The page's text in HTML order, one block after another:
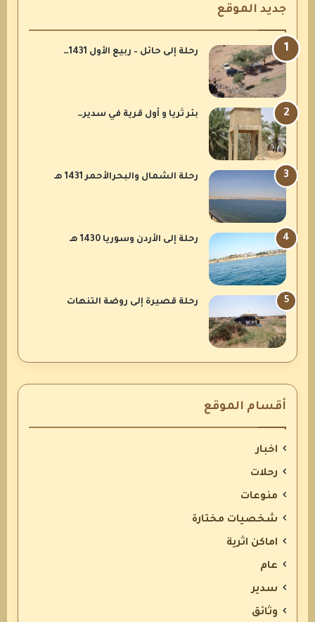
جديد الموقع
رحلة إلى حائل – ربيع الأول 1431…
بئر ثريا و أول قرية في سدير…
رحلة الشمال والبحرالأحمر 1431 هـ
رحلة إلى الأردن وسوريا 1430 هـ
رحلة قصيرة إلى روضة التنهات
أقسام الموقع
اخبار
رحلات
منوعات
شخصيات مختارة
اماكن اثرية
عام
سدير
وثائق